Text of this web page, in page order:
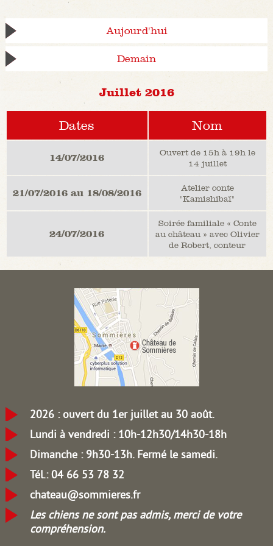
Aujourd'hui
Demain
Juillet 2016
Dates Nom
14/07/2016
Ouvert de 15h à 19h le
14 juillet
21/07/2016 au 18/08/2016
Atelier conte
"Kamishibaï"
24/07/2016
Soirée familiale « Conte
au château » avec Olivier
de Robert, conteur
2026 : ouvert du 1er juillet au 30 août.
Lundi à vendredi : 10h-12h30/14h30-18h
Dimanche : 9h30-13h. Fermé le samedi.
Tél.: 04 66 53 78 32
chateau@sommieres.fr
Les chiens ne sont pas admis, merci de votre
compréhension.